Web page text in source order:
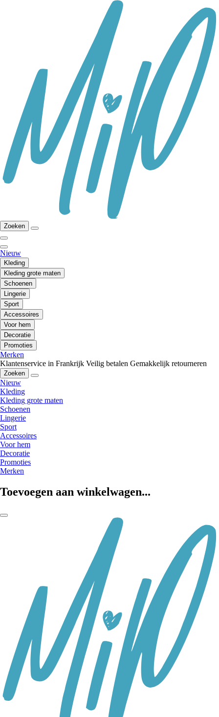
Zoeken
Nieuw
Kleding
Kleding grote maten
Schoenen
Lingerie
Sport
Accessoires
Voor hem
Decoratie
Promoties
Merken
Klantenservice in Frankrijk Veilig betalen Gemakkelijk retourneren
Zoeken
Nieuw
Kleding
Kleding grote maten
Schoenen
Lingerie
Sport
Accessoires
Voor hem
Decoratie
Promoties
Merken
Toevoegen aan winkelwagen...